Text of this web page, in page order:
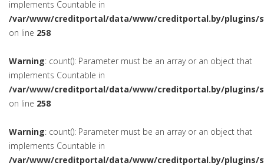
implements Countable in
/var/www/creditportal/data/www/creditportal.by/plugins/
on line 258
Warning: count(): Parameter must be an array or an object that
implements Countable in
/var/www/creditportal/data/www/creditportal.by/plugins/
on line 258
Warning: count(): Parameter must be an array or an object that
implements Countable in
/var/www/creditportal/data/www/creditportal.by/plugins/